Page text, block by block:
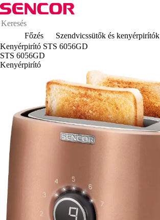
Főzés Szendvicssütők és kenyérpirítók
Kenyérpirító STS 6056GD
STS 6056GD
Kenyérpirító